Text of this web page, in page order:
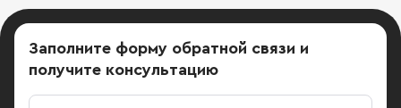
Заполните форму обратной связи и
получите консультацию